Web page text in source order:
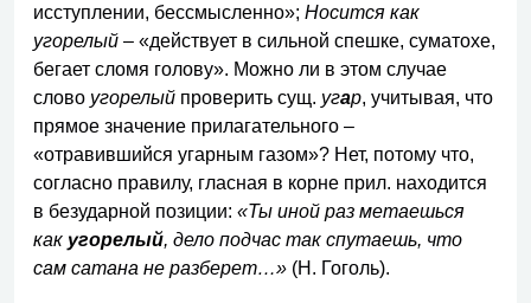
исступлении, бессмысленно»; Носится как
угорелый – «действует в сильной спешке, суматохе,
бегает сломя голову». Можно ли в этом случае
слово угорелый проверить сущ. угар, учитывая, что
прямое значение прилагательного –
«отравившийся угарным газом»? Нет, потому что,
согласно правилу, гласная в корне прил. находится
в безударной позиции: «Ты иной раз метаешься
как угорелый, дело подчас так спутаешь, что
сам сатана не разберет…» (Н. Гоголь).